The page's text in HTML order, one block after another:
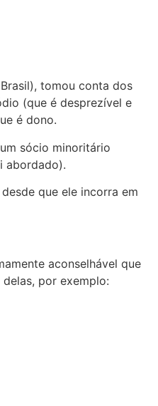
tomou conta dos
(que é desprezível e
é dono.
sócio minoritário
abordado).
que ele incorra em
aconselhável que
por exemplo: